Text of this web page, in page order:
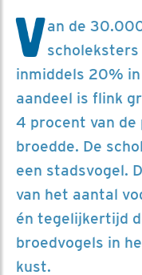
Van de
inmiddels 20%
aandeel is flink
4 procent van de
broedde. De
een stadsvogel.
van het aantal
én tegelijkertijd
broedvogels in
kust.